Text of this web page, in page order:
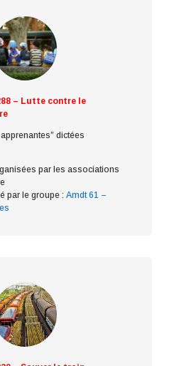
– Lutte contre le
dictées
par les associations
par le groupe : Amdt 61 –